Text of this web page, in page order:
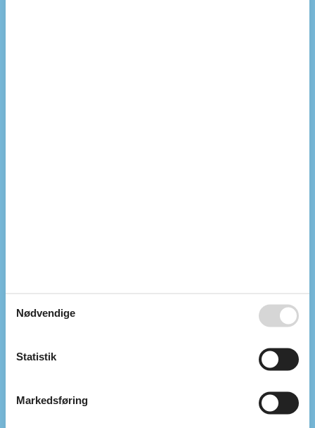
Kaffemaskine
Køleskab
Opvaskemask.
Nødvendige
Statistik
Markedsføring